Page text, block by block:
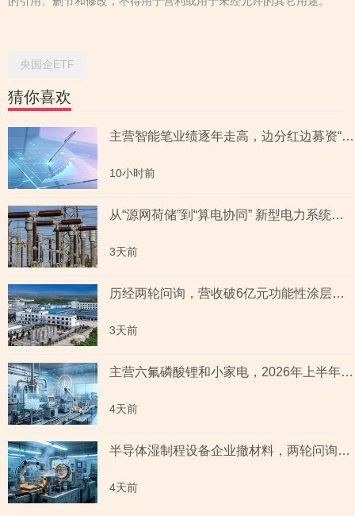
央国企ETF
猜你喜欢
主营智能笔业绩逐年走高，边分红边募资“补血”，产品AI协同优势或基于客户自研的智能体
10小时前
从“源网荷储”到“算电协同” 新型电力系统指数全景透视六大赛道
3天前
历经两轮问询，营收破6亿元功能性涂层材料企业“撤稿”，应收账款坏账计提充分性及销售费用率低于同行均值合理性遭“连环问”
3天前
主营六氟磷酸锂和小家电，2026年上半年预测盈利超2亿元，虚增收入被ST背后子公司未完成业绩承诺
4天前
半导体湿制程设备企业撤材料，两轮问询聚焦收入确认时点准确性，原材料采购公允性引关注
4天前